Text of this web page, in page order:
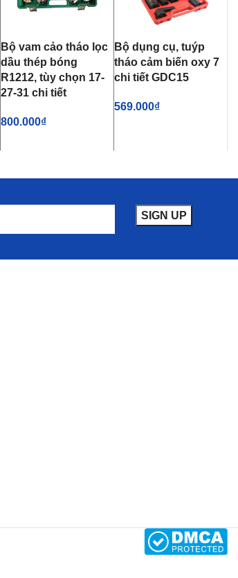
Bộ vam cảo tháo lọc
dầu thép bóng
R1212, tùy chọn 17-
27-31 chi tiết
800.000₫
Bộ dụng cụ, tuýp
tháo cảm biến oxy 7
chi tiết GDC15
569.000₫